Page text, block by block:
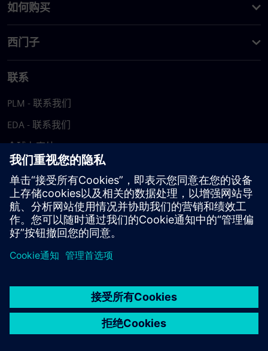
如何购买
西门子
联系
PLM - 联系我们
EDA - 联系我们
全球办事处
支持中心
提供反馈
报告盗版行为
© Siemens2026